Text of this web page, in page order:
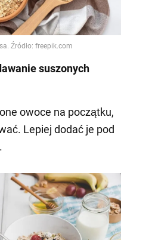
suszonych
owoce na początku,
Lepiej dodać je pod